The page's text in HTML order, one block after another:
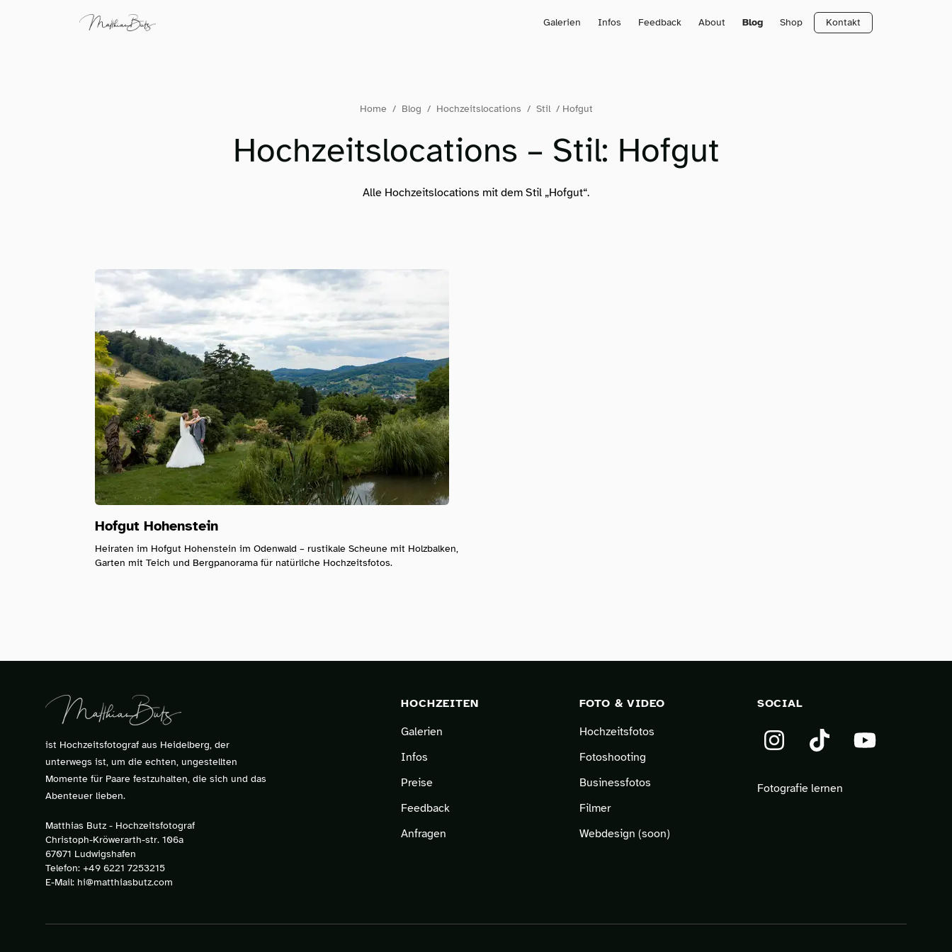
Galerien Infos Feedback About Blog Shop Kontakt
Folge dem Fotografen auf Instagram
Home / Blog / Hochzeitslocations / Stil / Hofgut
Hochzeitslocations – Stil: Hofgut
Alle Hochzeitslocations mit dem Stil „Hofgut“.
Hofgut Hohenstein
Heiraten im Hofgut Hohenstein im Odenwald – rustikale Scheune mit Holzbalken,
Garten mit Teich und Bergpanorama für natürliche Hochzeitsfotos.
ist Hochzeitsfotograf aus Heidelberg, der
unterwegs ist, um die echten, ungestellten
Momente für Paare festzuhalten, die sich und das
Abenteuer lieben.
Matthias Butz - Hochzeitsfotograf
Christoph-Kröwerarth-str. 106a
67071 Ludwigshafen
Telefon: +49 6221 7253215
E-Mail: hi@matthiasbutz.com
HOCHZEITEN
Galerien
Infos
Preise
Feedback
Anfragen
FOTO & VIDEO
Hochzeitsfotos
Fotoshooting
Businessfotos
Filmer
Webdesign (soon)
SOCIAL
InstagramTikTok YouTube
Fotografie lernen